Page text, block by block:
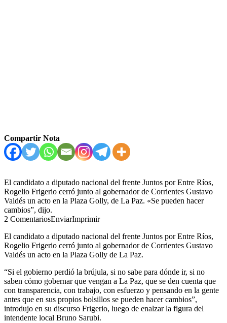
Compartir Nota
El candidato a diputado nacional del frente Juntos por Entre Ríos,
Rogelio Frigerio cerró junto al gobernador de Corrientes Gustavo
Valdés un acto en la Plaza Golly, de La Paz. «Se pueden hacer
cambios”, dijo.
2 ComentariosEnviarImprimir
El candidato a diputado nacional del frente Juntos por Entre Ríos,
Rogelio Frigerio cerró junto al gobernador de Corrientes Gustavo
Valdés un acto en la Plaza Golly de La Paz.
“Si el gobierno perdió la brújula, si no sabe para dónde ir, si no
saben cómo gobernar que vengan a La Paz, que se den cuenta que
con transparencia, con trabajo, con esfuerzo y pensando en la gente
antes que en sus propios bolsillos se pueden hacer cambios”,
introdujo en su discurso Frigerio, luego de enalzar la figura del
intendente local Bruno Sarubi.